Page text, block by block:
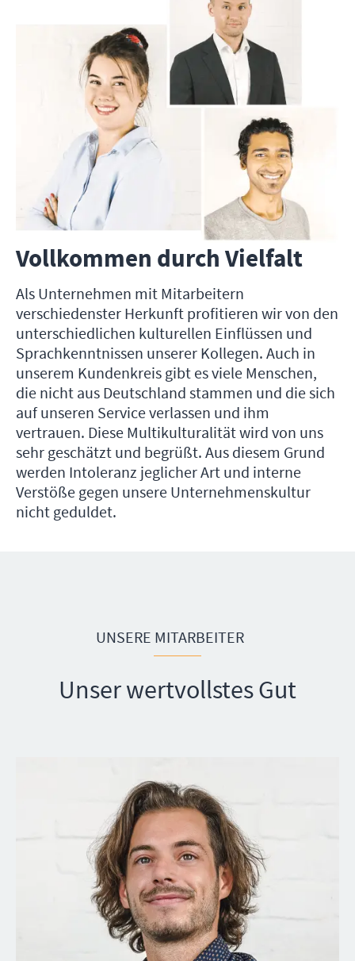
Vollkommen durch Vielfalt
Als Unternehmen mit Mitarbeitern
verschiedenster Herkunft profitieren wir von den
unterschiedlichen kulturellen Einflüssen und
Sprachkenntnissen unserer Kollegen. Auch in
unserem Kundenkreis gibt es viele Menschen,
die nicht aus Deutschland stammen und die sich
auf unseren Service verlassen und ihm
vertrauen. Diese Multikulturalität wird von uns
sehr geschätzt und begrüßt. Aus diesem Grund
werden Intoleranz jeglicher Art und interne
Verstöße gegen unsere Unternehmenskultur
nicht geduldet.
UNSERE MITARBEITER
Unser wertvollstes Gut